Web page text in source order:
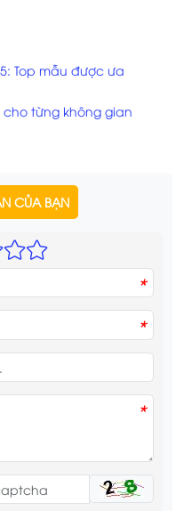
Top mẫu được ưa
từng không gian
CỦA BẠN
*
*
*